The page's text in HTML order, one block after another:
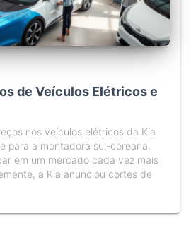
de Veículos Elétricos e
nos veículos elétricos da Kia
para a montadora sul-coreana,
em um mercado cada vez mais
a Kia anunciou cortes de